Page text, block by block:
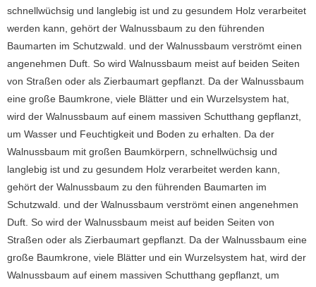
schnellwüchsig und langlebig ist und zu gesundem Holz verarbeitet
werden kann, gehört der Walnussbaum zu den führenden
Baumarten im Schutzwald. und der Walnussbaum verströmt einen
angenehmen Duft. So wird Walnussbaum meist auf beiden Seiten
von Straßen oder als Zierbaumart gepflanzt. Da der Walnussbaum
eine große Baumkrone, viele Blätter und ein Wurzelsystem hat,
wird der Walnussbaum auf einem massiven Schutthang gepflanzt,
um Wasser und Feuchtigkeit und Boden zu erhalten. Da der
Walnussbaum mit großen Baumkörpern, schnellwüchsig und
langlebig ist und zu gesundem Holz verarbeitet werden kann,
gehört der Walnussbaum zu den führenden Baumarten im
Schutzwald. und der Walnussbaum verströmt einen angenehmen
Duft. So wird der Walnussbaum meist auf beiden Seiten von
Straßen oder als Zierbaumart gepflanzt. Da der Walnussbaum eine
große Baumkrone, viele Blätter und ein Wurzelsystem hat, wird der
Walnussbaum auf einem massiven Schutthang gepflanzt, um